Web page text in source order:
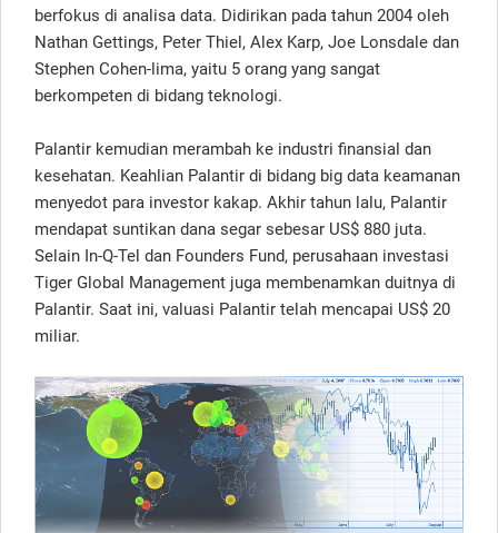
berfokus di analisa data. Didirikan pada tahun 2004 oleh
Nathan Gettings, Peter Thiel, Alex Karp, Joe Lonsdale dan
Stephen Cohen-lima, yaitu 5 orang yang sangat
berkompeten di bidang teknologi.
Palantir kemudian merambah ke industri finansial dan
kesehatan. Keahlian Palantir di bidang big data keamanan
menyedot para investor kakap. Akhir tahun lalu, Palantir
mendapat suntikan dana segar sebesar US$ 880 juta.
Selain In-Q-Tel dan Founders Fund, perusahaan investasi
Tiger Global Management juga membenamkan duitnya di
Palantir. Saat ini, valuasi Palantir telah mencapai US$ 20
miliar.